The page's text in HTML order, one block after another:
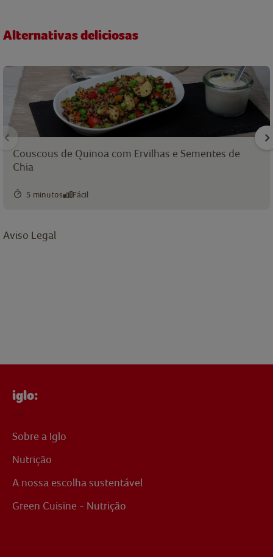
Alternativas deliciosas
Couscous de Quinoa com Ervilhas e Sementes de
Chia
5 minutos Fácil
Aviso Legal
iglo:
Sobre a Iglo
Nutrição
A nossa escolha sustentável
Green Cuisine - Nutrição